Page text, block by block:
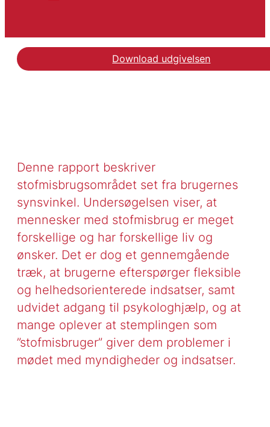
Download udgivelsen
Denne rapport beskriver
stofmisbrugsområdet set fra brugernes
synsvinkel. Undersøgelsen viser, at
mennesker med stofmisbrug er meget
forskellige og har forskellige liv og
ønsker. Det er dog et gennemgående
træk, at brugerne efterspørger fleksible
og helhedsorienterede indsatser, samt
udvidet adgang til psykologhjælp, og at
mange oplever at stemplingen som
”stofmisbruger” giver dem problemer i
mødet med myndigheder og indsatser.